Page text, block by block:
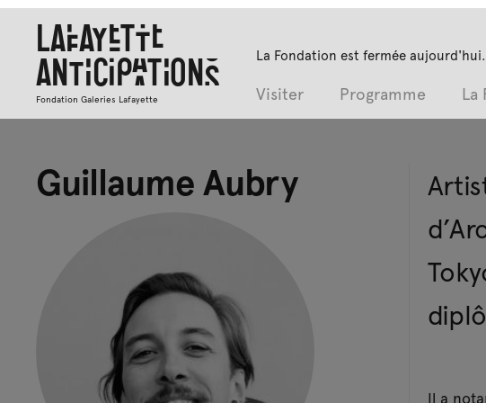
Lafayette
Anticipations
Fondation Galeries Lafayette
La Fondation est fermée
Visiter Programme La
Guillaume Aubry
Il a